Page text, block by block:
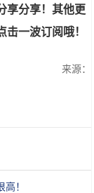
享分享！其他更
一波订阅哦！
来源：
！